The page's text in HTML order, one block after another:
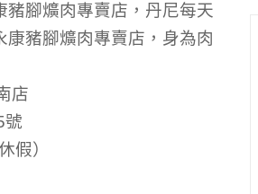
豬腳爌肉專賣店，丹尼每天
康豬腳爌肉專賣店，身為肉
店
號
假）